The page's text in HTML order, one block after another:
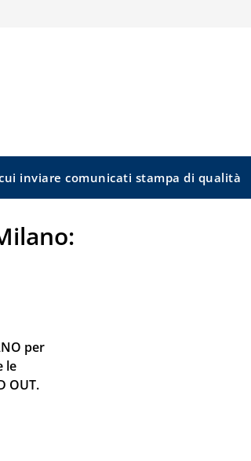
inviare comunicati stampa di qualità
per
le
OUT.